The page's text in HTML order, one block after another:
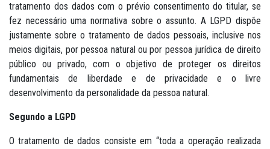
tratamento dos dados com o prévio consentimento do titular, se
fez necessário uma normativa sobre o assunto. A LGPD dispõe
justamente sobre o tratamento de dados pessoais, inclusive nos
meios digitais, por pessoa natural ou por pessoa jurídica de direito
público ou privado, com o objetivo de proteger os direitos
fundamentais de liberdade e de privacidade e o livre
desenvolvimento da personalidade da pessoa natural.
Segundo a LGPD
O tratamento de dados consiste em “toda a operação realizada